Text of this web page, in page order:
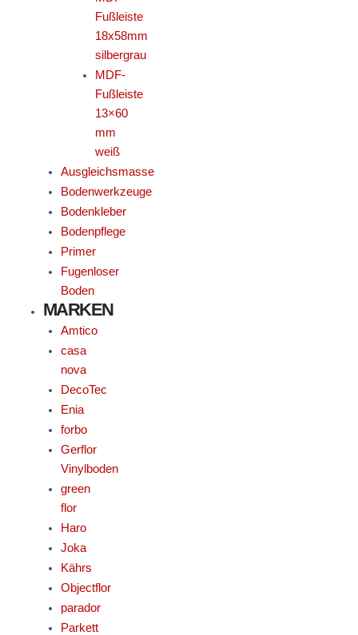
Fußleiste
18x58mm
silbergrau
MDF-
Fußleiste
13×60
mm
weiß
Ausgleichsmasse
Bodenwerkzeuge
Bodenkleber
Bodenpflege
Primer
Fugenloser
Boden
MARKEN
Amtico
casa
nova
DecoTec
Enia
forbo
Gerflor
Vinylboden
green
flor
Haro
Joka
Kährs
Objectflor
parador
Parkett